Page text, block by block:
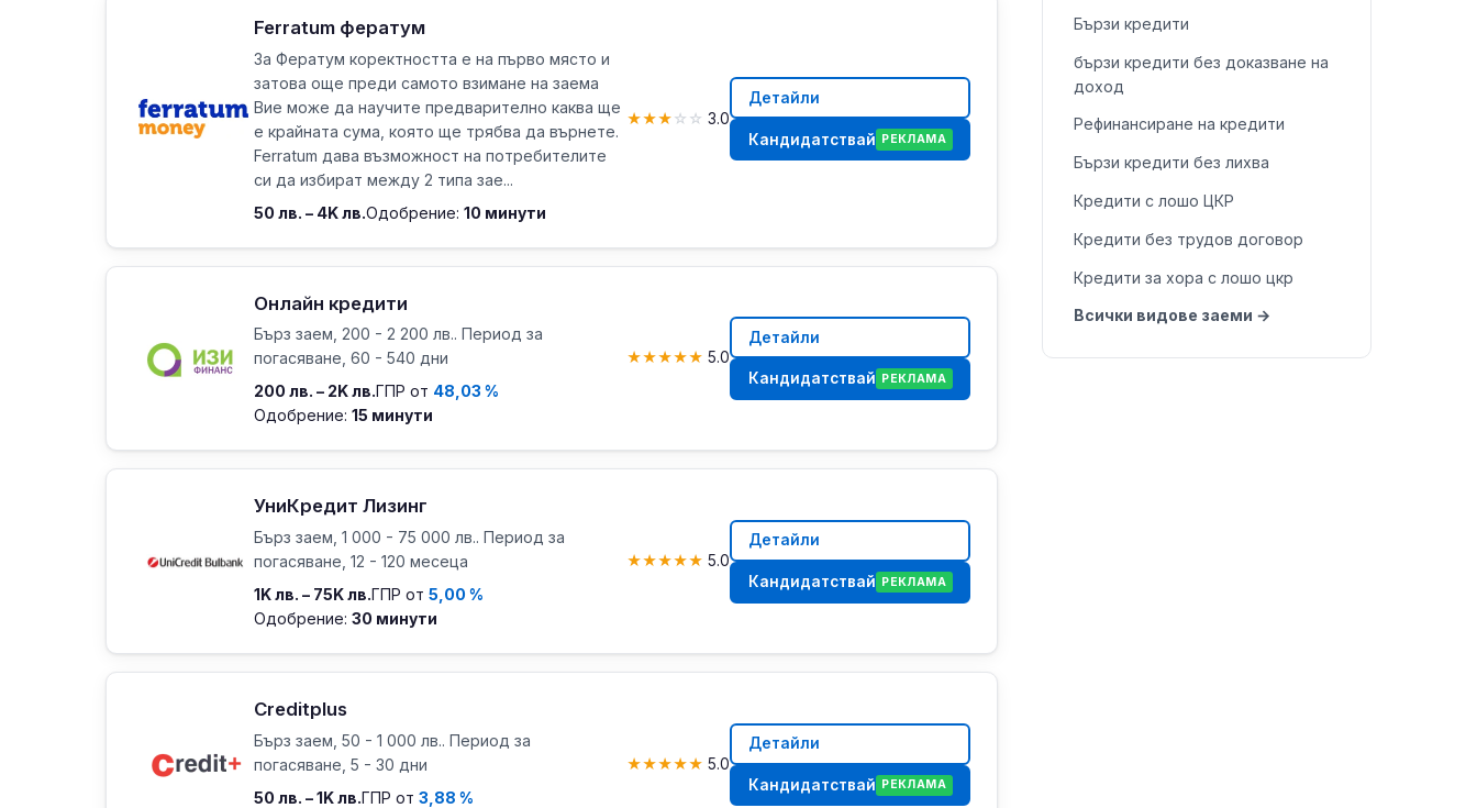
Ferratum фератум
За Фератум коректността е на първо място и
затова още преди самото взимане на заема
Вие може да научите предварително каква ще
е крайната сума, която ще трябва да върнете.
Ferratum дава възможност на потребителите
си да избират между 2 типа зае...
50 лв. – 4K лв.Одобрение: 10 минути
★★★☆ ☆ 3.0
Детайли
Кандидатствай РЕКЛАМА
Онлайн кредити
Бърз заем, 200 - 2 200 лв.. Период за
погасяване, 60 - 540 дни
200 лв. – 2K лв.ГПР от 48,03 %
Одобрение: 15 минути
★★★★★ 5.0
Детайли
Кандидатствай РЕКЛАМА
УниКредит Лизинг
Бърз заем, 1 000 - 75 000 лв.. Период за
погасяване, 12 - 120 месеца
1K лв. – 75K лв.ГПР от 5,00 %
Одобрение: 30 минути
★★★★★ 5.0
Детайли
Кандидатствай РЕКЛАМА
Creditplus
Бърз заем, 50 - 1 000 лв.. Период за
погасяване, 5 - 30 дни
50 лв. – 1K лв.ГПР от 3,88 %
★★★★★ 5.0
Детайли
Кандидатствай РЕКЛАМА
Бързи кредити
бързи кредити без доказване на
доход
Рефинансиране на кредити
Бързи кредити без лихва
Кредити с лошо ЦКР
Кредити без трудов договор
Кредити за хора с лошо цкр
Всички видове заеми →